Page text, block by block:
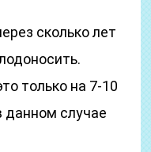
сколько лет
только на 7-10
данном случае